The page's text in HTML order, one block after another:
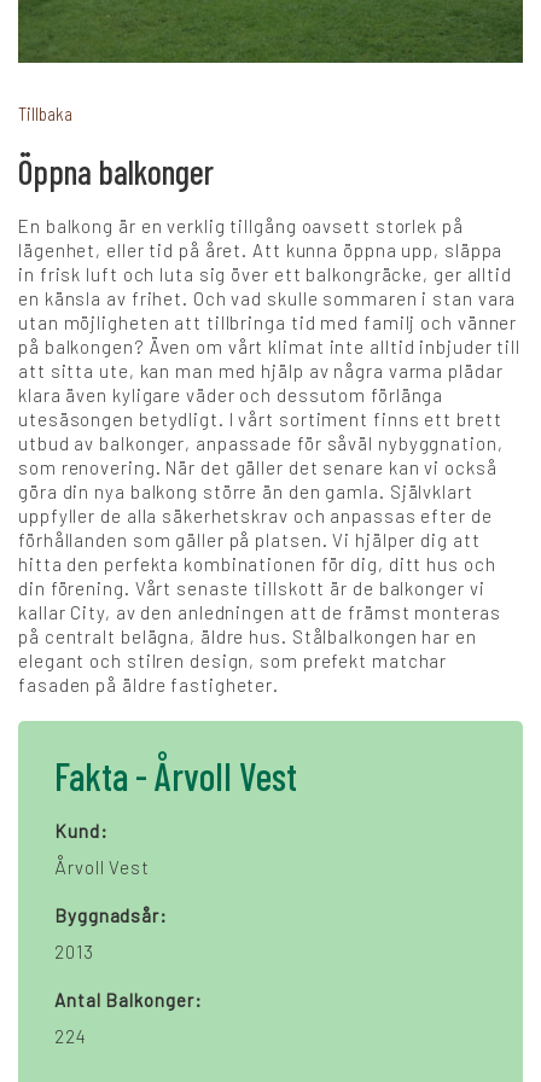
+
Språk:
SV DK NO FI DE
NL UK CH PL
Tillbaka
Öppna balkonger
En balkong är en verklig tillgång oavsett storlek på
lägenhet, eller tid på året. Att kunna öppna upp, släppa
in frisk luft och luta sig över ett balkongräcke, ger alltid
en känsla av frihet. Och vad skulle sommaren i stan vara
utan möjligheten att tillbringa tid med familj och vänner
på balkongen? Även om vårt klimat inte alltid inbjuder till
att sitta ute, kan man med hjälp av några varma plädar
klara även kyligare väder och dessutom förlänga
utesäsongen betydligt. I vårt sortiment finns ett brett
utbud av balkonger, anpassade för såväl nybyggnation,
som renovering. När det gäller det senare kan vi också
göra din nya balkong större än den gamla. Självklart
uppfyller de alla säkerhetskrav och anpassas efter de
förhållanden som gäller på platsen. Vi hjälper dig att
hitta den perfekta kombinationen för dig, ditt hus och
din förening. Vårt senaste tillskott är de balkonger vi
kallar City, av den anledningen att de främst monteras
på centralt belägna, äldre hus. Stålbalkongen har en
elegant och stilren design, som prefekt matchar
fasaden på äldre fastigheter.
Fakta - Årvoll Vest
Kund:
Årvoll Vest
Byggnadsår:
2013
Antal Balkonger:
224